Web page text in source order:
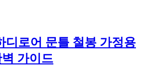
디로어 문틀 철봉 가정용
가이드